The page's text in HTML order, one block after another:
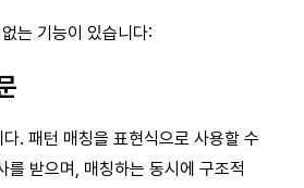
는 기능이 있습니다:
다. 패턴 매칭을 표현식으로 사용할 수
를 받으며, 매칭하는 동시에 구조적